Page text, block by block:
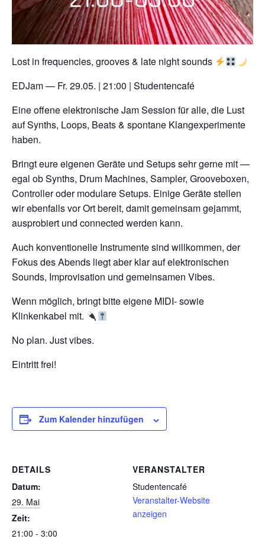
Lost in frequencies, grooves & late night sounds
EDJam — Fr. 29.05. | 21:00 | Studentencafé
Eine offene elektronische Jam Session für alle, die Lust
auf Synths, Loops, Beats & spontane Klangexperimente
haben.
Bringt eure eigenen Geräte und Setups sehr gerne mit —
egal ob Synths, Drum Machines, Sampler, Grooveboxen,
Controller oder modulare Setups. Einige Geräte stellen
wir ebenfalls vor Ort bereit, damit gemeinsam gejammt,
ausprobiert und connected werden kann.
Auch konventionelle Instrumente sind willkommen, der
Fokus des Abends liegt aber klar auf elektronischen
Sounds, Improvisation und gemeinsamen Vibes.
Wenn möglich, bringt bitte eigene MIDI- sowie
Klinkenkabel mit.
No plan. Just vibes.
Eintritt frei!
Zum Kalender hinzufügen
DETAILS
Datum:
29. Mai
Zeit:
21:00 - 3:00
VERANSTALTER
Studentencafé
Veranstalter-Website
anzeigen